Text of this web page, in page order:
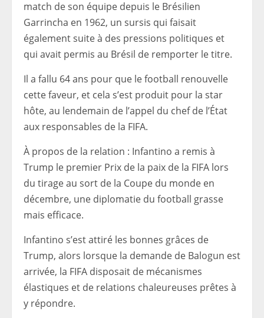
match de son équipe depuis le Brésilien
Garrincha en 1962, un sursis qui faisait
également suite à des pressions politiques et
qui avait permis au Brésil de remporter le titre.
Il a fallu 64 ans pour que le football renouvelle
cette faveur, et cela s’est produit pour la star
hôte, au lendemain de l’appel du chef de l’État
aux responsables de la FIFA.
À propos de la relation : Infantino a remis à
Trump le premier Prix de la paix de la FIFA lors
du tirage au sort de la Coupe du monde en
décembre, une diplomatie du football grasse
mais efficace.
Infantino s’est attiré les bonnes grâces de
Trump, alors lorsque la demande de Balogun est
arrivée, la FIFA disposait de mécanismes
élastiques et de relations chaleureuses prêtes à
y répondre.